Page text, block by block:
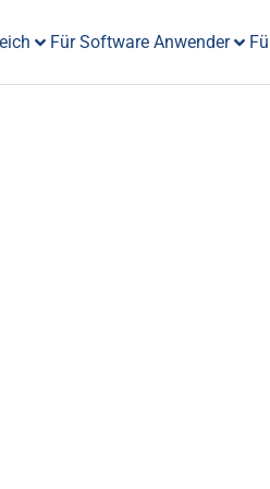
Für Software Anwender